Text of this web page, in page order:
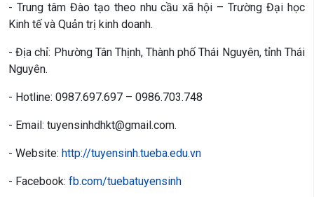
- Trung tâm Đào tạo theo nhu cầu xã hội – Trường Đại học
Kinh tế và Quản trị kinh doanh.
- Địa chỉ: Phường Tân Thịnh, Thành phố Thái Nguyên, tỉnh Thái
Nguyên.
- Hotline: 0987.697.697 – 0986.703.748
- Email: tuyensinhdhkt@gmail.com.
- Website: http://tuyensinh.tueba.edu.vn
- Facebook: fb.com/tuebatuyensinh